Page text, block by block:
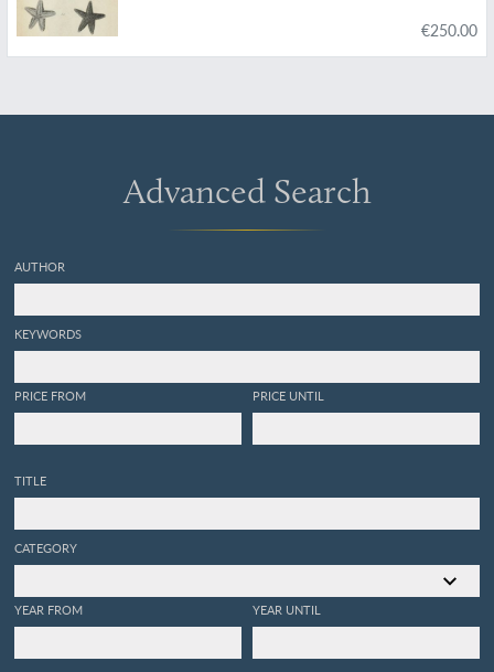
€250.00
Advanced Search
AUTHOR
KEYWORDS
PRICE FROM PRICE UNTIL
TITLE
CATEGORY
YEAR FROM YEAR UNTIL